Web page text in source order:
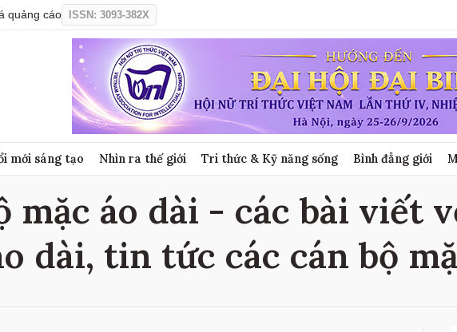
quảng cáo ISSN: 3093-382X
mới sáng tạo Nhìn ra thế giới Tri thức & Kỹ năng sống Bình đẳng giới
mặc áo dài - các bài viết
dài, tin tức các cán bộ